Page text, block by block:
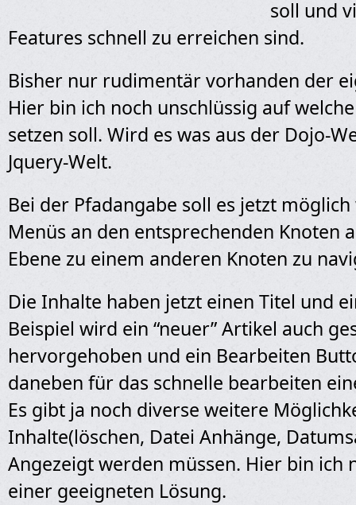
soll und
Features schnell zu erreichen sind.
Bisher nur rudimentär vorhanden der
Hier bin ich noch unschlüssig auf
setzen soll. Wird es was aus der Dojo-
Jquery-Welt.
Bei der Pfadangabe soll es jetzt
Menüs an den entsprechenden Knoten
Ebene zu einem anderen Knoten zu
Die Inhalte haben jetzt einen Titel und
Beispiel wird ein “neuer” Artikel auch
hervorgehoben und ein Bearbeiten
daneben für das schnelle bearbeiten
Es gibt ja noch diverse weitere
Inhalte(löschen, Datei Anhänge,
Angezeigt werden müssen. Hier bin ich
einer geeigneten Lösung.